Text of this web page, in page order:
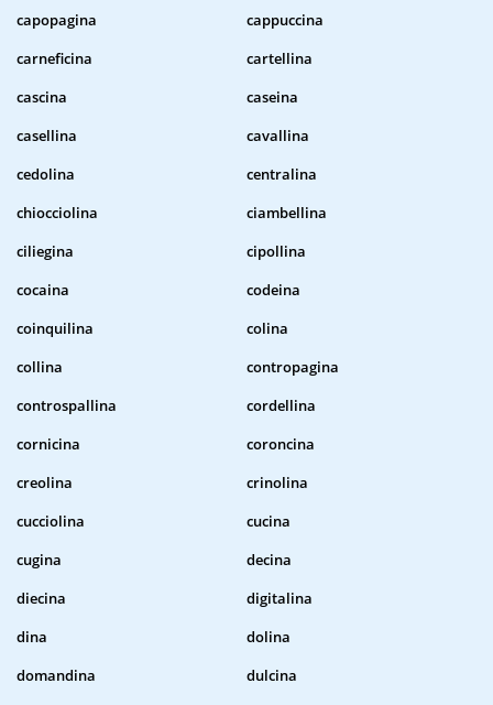
capopagina
cappuccina
carneficina
cartellina
cascina
caseina
casellina
cavallina
cedolina
centralina
chiocciolina
ciambellina
ciliegina
cipollina
cocaina
codeina
coinquilina
colina
collina
contropagina
controspallina
cordellina
cornicina
coroncina
creolina
crinolina
cucciolina
cucina
cugina
decina
diecina
digitalina
dina
dolina
domandina
dulcina